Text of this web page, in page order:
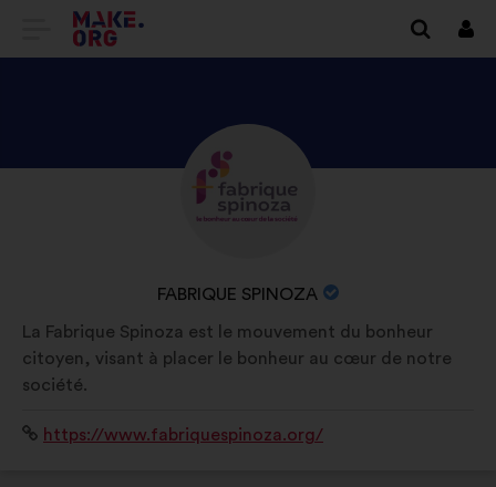
SIIRRY
KOTISIVULLE
TUTUSTU
ORGANISAATION
SPINOZA
ORGANISAATION
FABRIQUE SPINOZA
Tietoa:
La Fabrique Spinoza est le mouvement du bonheur
citoyen, visant à placer le bonheur au cœur de notre
société.
Verkkosivusto:
https://www.fabriquespinoza.org/